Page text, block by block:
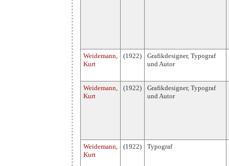
Weidemann,
Kurt
(1922)
Grafikdesigner, Typograf
und Autor
Weidemann,
Kurt
(1922)
Grafikdesigner, Typograf
und Autor
Weidemann,
Kurt
(1922) Typograf